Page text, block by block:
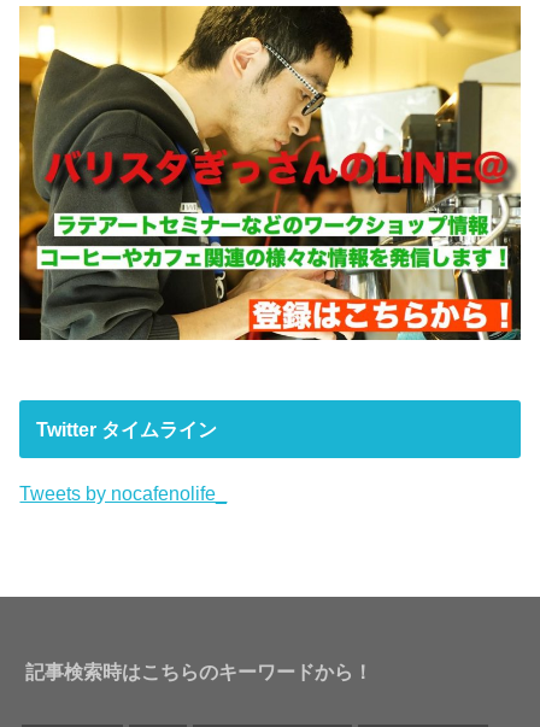
Twitter タイムライン
Tweets by nocafenolife_
記事検索時はこちらのキーワードから！